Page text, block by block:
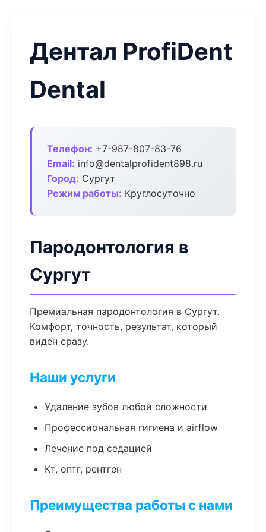
Дентал ProfiDent
Dental
Телефон: +7-987-807-83-76
Email: info@dentalprofident898.ru
Город: Сургут
Режим работы: Круглосуточно
Пародонтология в
Сургут
Премиальная пародонтология в Сургут.
Комфорт, точность, результат, который
виден сразу.
Наши услуги
Удаление зубов любой сложности
Профессиональная гигиена и airflow
Лечение под седацией
Кт, оптг, рентген
Преимущества работы с нами